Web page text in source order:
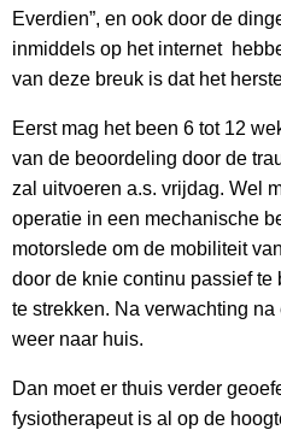
Everdien”, en ook door de
inmiddels op het internet
van deze breuk is dat het
Eerst mag het been 6 tot 12
van de beoordeling door de
zal uitvoeren a.s. vrijdag. Wel
operatie in een mechanische
motorslede om de mobiliteit
door de knie continu passief
te strekken. Na verwachting
weer naar huis.
Dan moet er thuis verder
fysiotherapeut is al op de